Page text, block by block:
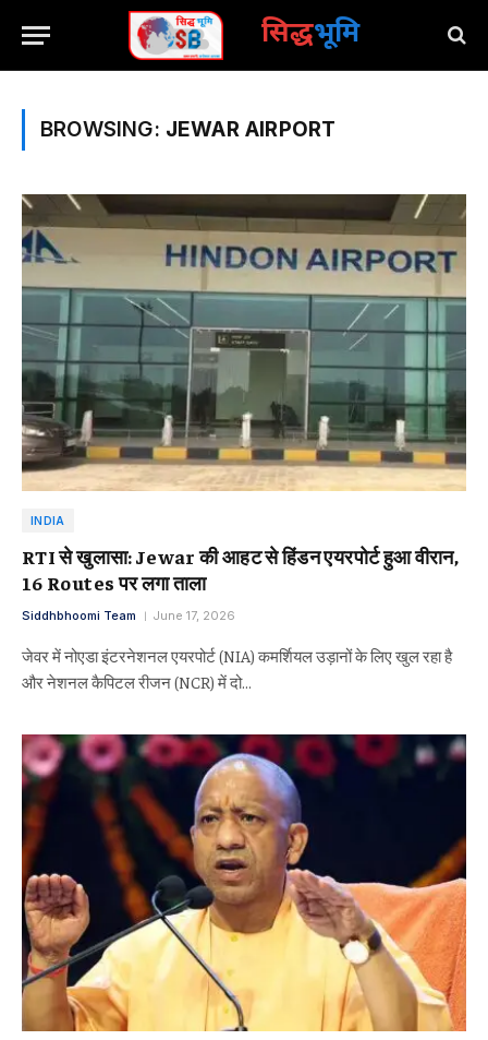
सिद्धभूमि
BROWSING: JEWAR AIRPORT
INDIA
RTI से खुलासा: Jewar की आहट से हिंडन एयरपोर्ट हुआ वीरान,
16 Routes पर लगा ताला
Siddhbhoomi Team June 17, 2026
जेवर में नोएडा इंटरनेशनल एयरपोर्ट (NIA) कमर्शियल उड़ानों के लिए खुल रहा है
और नेशनल कैपिटल रीजन (NCR) में दो…